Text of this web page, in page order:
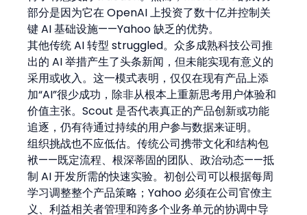
部分是因为它在 OpenAI 上投资了数十亿并控制关
键 AI 基础设施——Yahoo 缺乏的优势。
其他传统 AI 转型 struggled。众多成熟科技公司推
出的 AI 举措产生了头条新闻，但未能实现有意义的
采用或收入。这一模式表明，仅仅在现有产品上添
加“AI”很少成功，除非从根本上重新思考用户体验和
价值主张。Scout 是否代表真正的产品创新或功能
追逐，仍有待通过持续的用户参与数据来证明。
组织挑战也不应低估。传统公司携带文化和结构包
袱——既定流程、根深蒂固的团队、政治动态——抵
制 AI 开发所需的快速实验。初创公司可以根据每周
学习调整整个产品策略；Yahoo 必须在公司官僚主
义、利益相关者管理和跨多个业务单元的协调中导